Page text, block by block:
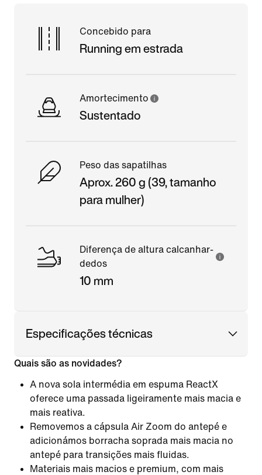
Concebido para
Running em estrada
Amortecimento
Sustentado
Peso das sapatilhas
Aprox. 260 g (39, tamanho
para mulher)
Diferença de altura calcanhar-
dedos
10 mm
Especificações técnicas
Quais são as novidades?
A nova sola intermédia em espuma ReactX
oferece uma passada ligeiramente mais macia e
mais reativa.
Removemos a cápsula Air Zoom do antepé e
adicionámos borracha soprada mais macia no
antepé para transições mais fluidas.
Materiais mais macios e premium, com mais